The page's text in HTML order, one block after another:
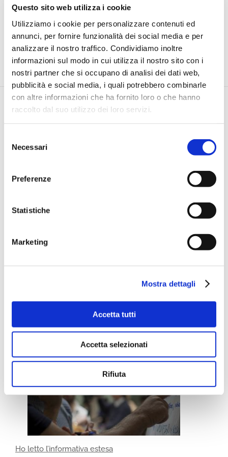
Questo sito web utilizza i cookie
Utilizziamo i cookie per personalizzare contenuti ed
annunci, per fornire funzionalità dei social media e per
analizzare il nostro traffico. Condividiamo inoltre
informazioni sul modo in cui utilizza il nostro sito con i
nostri partner che si occupano di analisi dei dati web,
pubblicità e social media, i quali potrebbero combinarle
con altre informazioni che ha fornito loro o che hanno
raccolto dal suo utilizzo dei loro servizi.
delNecessari
Preferenze
Statistiche
Marketing
Mostra dettagli
Accetta tutti
Accetta selezionati
Rifiuta
TEL |
Ho letto l’informativa estesa